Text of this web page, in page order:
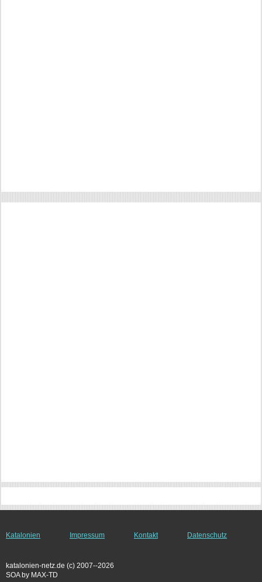
Katalonien Impressum Kontakt Datenschutz
katalonien-netz.de (c) 2007--2026
SOA by MAX-TD